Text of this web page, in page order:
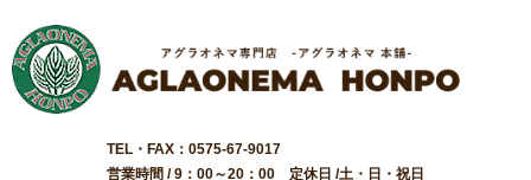
TEL・FAX：0575-67-9017
営業時間 / 9：00～20：00 定休日 /土・日・祝日